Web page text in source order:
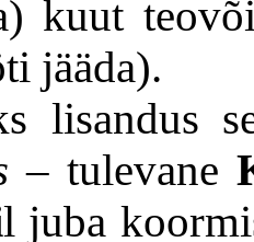
kuut
jääda).
lisandus
– tulevane
l juba